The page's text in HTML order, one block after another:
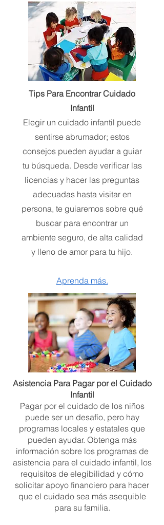
Tips Para Encontrar Cuidado
Infantil
Elegir un cuidado infantil puede
sentirse abrumador; estos
consejos pueden ayudar a guiar
tu búsqueda. Desde verificar las
licencias y hacer las preguntas
adecuadas hasta visitar en
persona, te guiaremos sobre qué
buscar para encontrar un
ambiente seguro, de alta calidad
y lleno de amor para tu hijo.
Aprenda más.
Asistencia Para Pagar por el Cuidado
Infantil
Pagar por el cuidado de los niños
puede ser un desafío, pero hay
programas locales y estatales que
pueden ayudar. Obtenga más
información sobre los programas de
asistencia para el cuidado infantil, los
requisitos de elegibilidad y cómo
solicitar apoyo financiero para hacer
que el cuidado sea más asequible
para su familia.